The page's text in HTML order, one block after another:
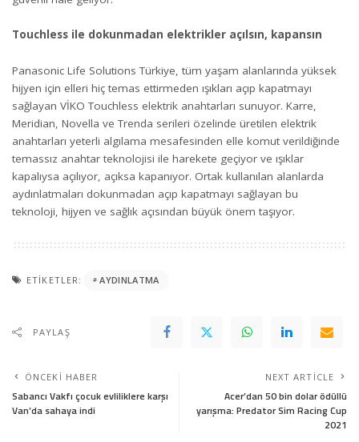
Touchless ile dokunmadan elektrikler açılsın, kapansın
Panasonic Life Solutions Türkiye, tüm yaşam alanlarında yüksek
hijyen için elleri hiç temas ettirmeden ışıkları açıp kapatmayı
sağlayan VİKO Touchless elektrik anahtarları sunuyor. Karre,
Meridian, Novella ve Trenda serileri özelinde üretilen elektrik
anahtarları yeterli algılama mesafesinden elle komut verildiğinde
temassız anahtar teknolojisi ile harekete geçiyor ve ışıklar
kapalıysa açılıyor, açıksa kapanıyor. Ortak kullanılan alanlarda
aydınlatmaları dokunmadan açıp kapatmayı sağlayan bu
teknoloji, hijyen ve sağlık açısından büyük önem taşıyor.
ETIKETLER: AYDINLATMA
PAYLAŞ
ÖNCEKI HABER
Sabancı Vakfı çocuk evliliklere karşı
Van’da sahaya indi
NEXT ARTICLE
Acer’dan 50 bin dolar ödüllü
yarışma: Predator Sim Racing Cup
2021